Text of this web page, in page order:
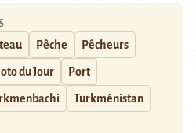
Pêche Pêcheurs
du Jour Port
Turkménistan